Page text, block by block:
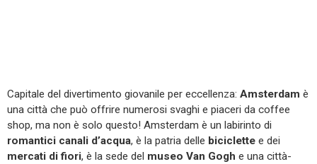
Capitale del divertimento giovanile per eccellenza: Amsterdam è
una città che può offrire numerosi svaghi e piaceri da coffee
shop, ma non è solo questo! Amsterdam è un labirinto di
romantici canali d’acqua, è la patria delle biciclette e dei
mercati di fiori, è la sede del museo Van Gogh e una città-